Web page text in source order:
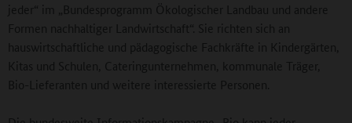
jeder“ im „Bundesprogramm Ökologischer Landbau und andere
Formen nachhaltiger Landwirtschaft“. Sie richten sich an
hauswirtschaftliche und pädagogische Fachkräfte in Kindergärten,
Kitas und Schulen, Cateringunternehmen, kommunale Träger,
Bio-Lieferanten und weitere interessierte Personen.